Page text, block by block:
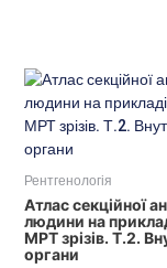
Рентгенологія
Атлас секційної
людини на
МРТ зрізів. Т.2.
органи